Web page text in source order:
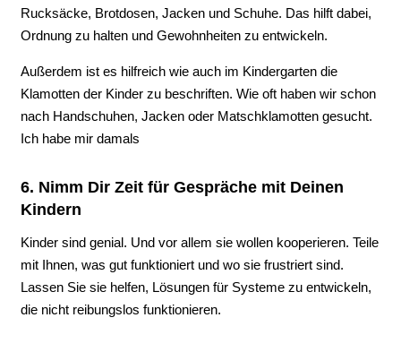
Rucksäcke, Brotdosen, Jacken und Schuhe. Das hilft dabei,
Ordnung zu halten und Gewohnheiten zu entwickeln.
Außerdem ist es hilfreich wie auch im Kindergarten die
Klamotten der Kinder zu beschriften. Wie oft haben wir schon
nach Handschuhen, Jacken oder Matschklamotten gesucht.
Ich habe mir damals
6. Nimm Dir Zeit für Gespräche mit Deinen
Kindern
Kinder sind genial. Und vor allem sie wollen kooperieren. Teile
mit Ihnen, was gut funktioniert und wo sie frustriert sind.
Lassen Sie sie helfen, Lösungen für Systeme zu entwickeln,
die nicht reibungslos funktionieren.